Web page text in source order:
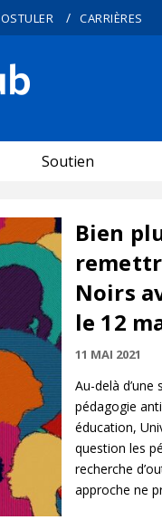
/ CARRIÈRES
Soutien
Bien
Noirs
le 12
11 MAI 2021
Au-delà
pédagogie
éducation,
question les
recherche
approche ne